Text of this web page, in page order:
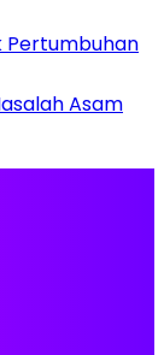
Pertumbuhan
Asam